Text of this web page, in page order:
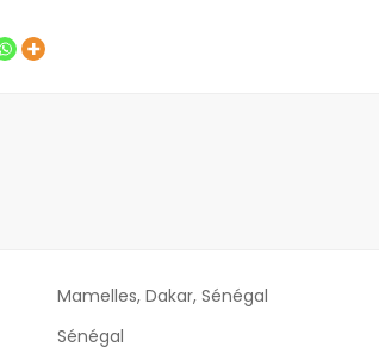
Mamelles, Dakar, Sénégal
Sénégal